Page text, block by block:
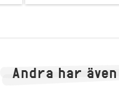
Andra har